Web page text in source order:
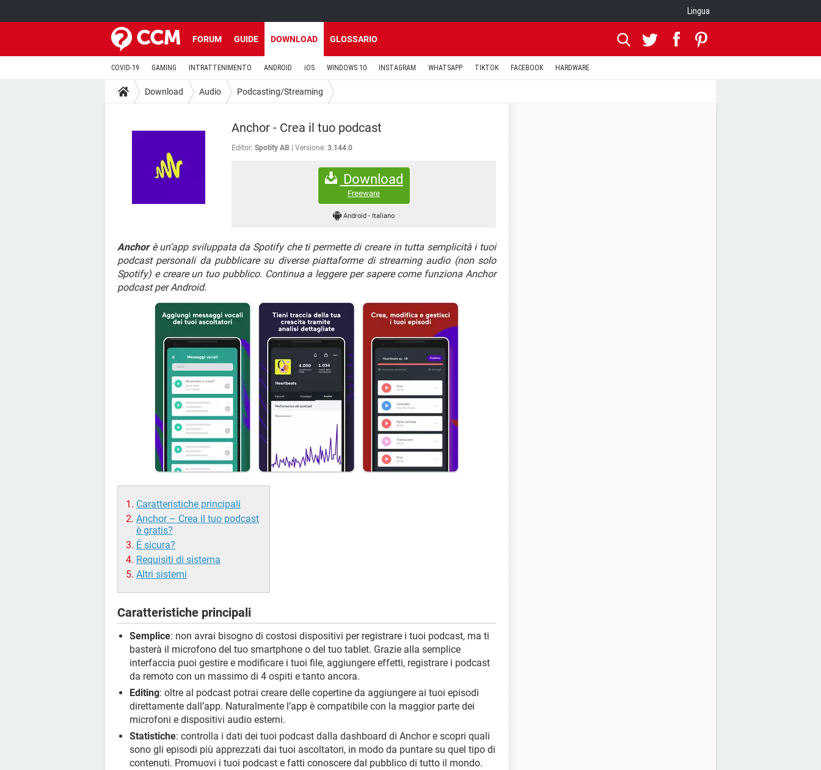
Lingua
FORUM GUIDE DOWNLOAD GLOSSARIO
COVID-19 GAMING INTRATTENIMENTO ANDROID iOS WINDOWS 10 INSTAGRAM WHATSAPP TIKTOK FACEBOOK HARDWARE
Download Audio Podcasting/Streaming
Anchor - Crea il tuo podcast
Editor: Spotify AB Versione: 3.144.0
Download
Freeware
Android- Italiano
Anchorè un’app sviluppata da Spotify che ti permette di creare in tutta semplicità i tuoi
podcast personali da pubblicare su diverse piattaforme di streaming audio (non solo
Spotify) e creare un tuo pubblico. Continua a leggere per sapere come funziona Anchor
podcast per Android.
Caratteristiche principali
Anchor – Crea il tuo podcast
è gratis?
È sicura?
Requisiti di sistema
Altri sistemi
Caratteristiche principali
Semplice: non avrai bisogno di costosi dispositivi per registrare i tuoi podcast, ma ti
basterà il microfono del tuo smartphone o del tuo tablet. Grazie alla semplice
interfaccia puoi gestire e modificare i tuoi file, aggiungere effetti, registrare i podcast
da remoto con un massimo di 4 ospiti e tanto ancora.
Editing: oltre al podcast potrai creare delle copertine da aggiungere ai tuoi episodi
direttamente dall’app. Naturalmente l’app è compatibile con la maggior parte dei
microfoni e dispositivi audio esterni.
Statistiche: controlla i dati dei tuoi podcast dalla dashboard di Anchor e scopri quali
sono gli episodi più apprezzati dai tuoi ascoltatori, in modo da puntare su quel tipo di
contenuti. Promuovi i tuoi podcast e fatti conoscere dal pubblico di tutto il mondo.